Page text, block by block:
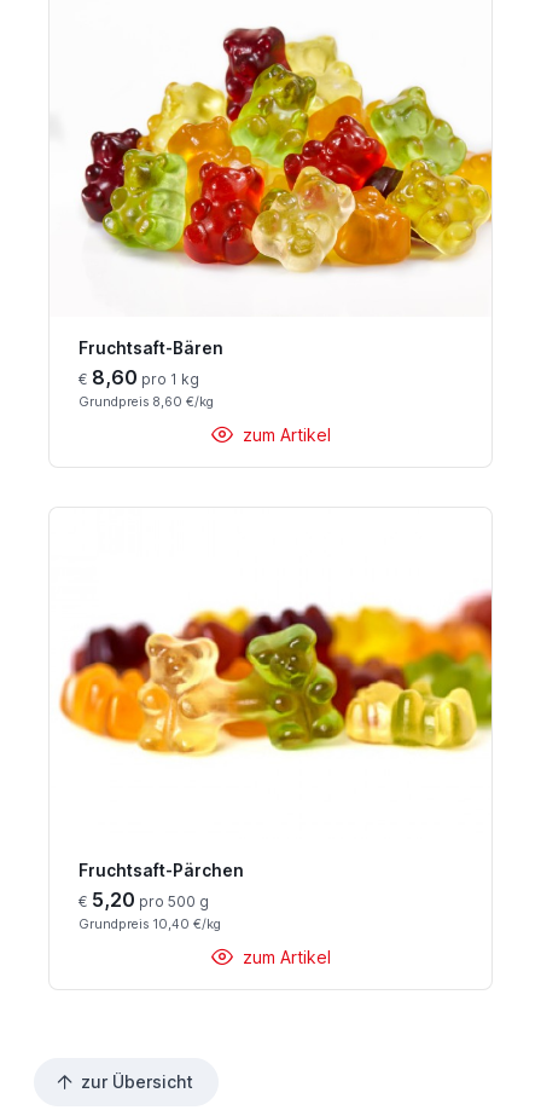
Fruchtsaft-Bären
€ 8,60 pro 1 kg
Grundpreis 8,60 €/kg
zum Artikel
Fruchtsaft-Pärchen
€ 5,20 pro 500 g
Grundpreis 10,40 €/kg
zum Artikel
zur Übersicht